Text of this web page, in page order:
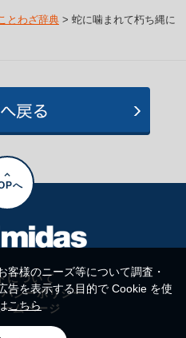
とわざ辞典> 蛇に噛まれて朽ち縄に
へ
について
シーポリシー
ムページ
客様のニーズ等について調査・
告を表示する目的で Cookie を使
こちら